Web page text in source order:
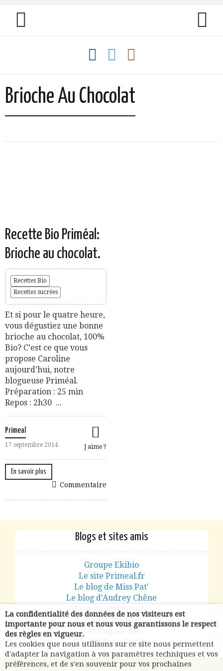
Brioche Au Chocolat
Recette Bio Priméal:
Brioche au chocolat.
Recettes Bio
Recettes sucrées
Et si pour le quatre heure,
vous dégustiez une bonne
brioche au chocolat, 100%
Bio? C’est ce que vous
propose Caroline
aujourd’hui, notre
blogueuse Priméal.
Préparation : 25 min
Repos : 2h30 ...
Primeal
17 septembre 2014 J aime ?
En savoir plus
Commentaire
Blogs et sites amis
Groupe Ekibio
Le site Primeal.fr
Le blog de Miss Pat'
Le blog d'Audrey Chêne
Blog Bio Partenaire
Bio Partenaire
Les Toques Bio
Ma Vie Sans Gluten
La confidentialité des données de nos visiteurs est
importante pour nous et nous vous garantissons le respect
des règles en vigueur.
Les cookies que nous utilisons sur ce site nous permettent
d'adapter la navigation à vos paramètres techniques et vos
préférences, et de s'en souvenir pour vos prochaines